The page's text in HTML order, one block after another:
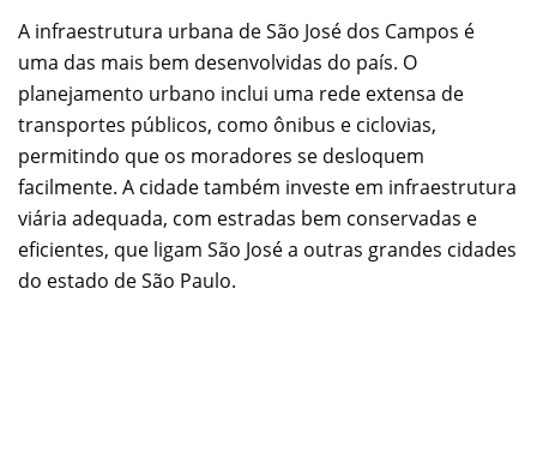
A infraestrutura urbana de São José dos Campos é
uma das mais bem desenvolvidas do país. O
planejamento urbano inclui uma rede extensa de
transportes públicos, como ônibus e ciclovias,
permitindo que os moradores se desloquem
facilmente. A cidade também investe em infraestrutura
viária adequada, com estradas bem conservadas e
eficientes, que ligam São José a outras grandes cidades
do estado de São Paulo.